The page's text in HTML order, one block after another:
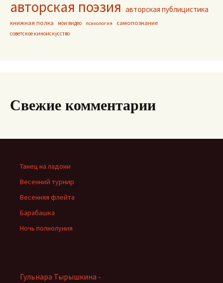
авторская поэзия авторская публицистика
книжная полка мои видео психология самопознание
советское киноискусство
Свежие комментарии
Танец на ладони
Весенний турнир
Весенняя флейта
Барабашка
Ночь полнолуния
Гульнара Тырышкина -